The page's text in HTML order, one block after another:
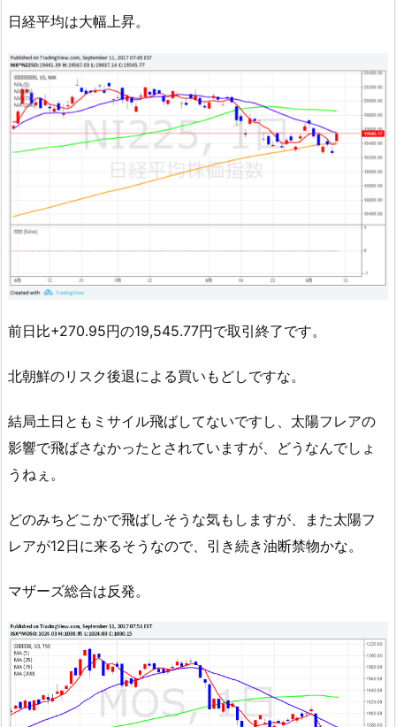
日経平均は大幅上昇。
前日比+270.95円の19,545.77円で取引終了です。
北朝鮮のリスク後退による買いもどしですな。
結局土日ともミサイル飛ばしてないですし、太陽フレアの
影響で飛ばさなかったとされていますが、どうなんでしょ
うねぇ。
どのみちどこかで飛ばしそうな気もしますが、また太陽フ
レアが12日に来るそうなので、引き続き油断禁物かな。
マザーズ総合は反発。